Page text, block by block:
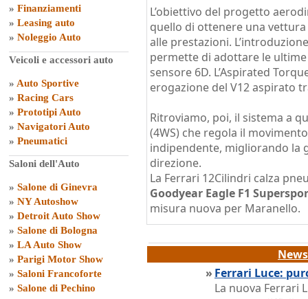
» Finanziamenti
» Leasing auto
» Noleggio Auto
Veicoli e accessori auto
» Auto Sportive
» Racing Cars
» Prototipi Auto
» Navigatori Auto
» Pneumatici
Saloni dell'Auto
» Salone di Ginevra
» NY Autoshow
» Detroit Auto Show
» Salone di Bologna
» LA Auto Show
» Parigi Motor Show
» Saloni Francoforte
» Salone di Pechino
L’obiettivo del progetto
quello di ottenere una
alle prestazioni.
permette di adottare le ultime
sensore 6D. L’Aspirated
erogazione del V12 aspirato
Ritroviamo, poi, il sistema a
(4WS) che regola il
indipendente, migliorando la
direzione.
La Ferrari 12Cilindri calza
Goodyear Eagle F1
misura nuova per Maranello.
» Ferrari Luce:
La nuova Ferrari